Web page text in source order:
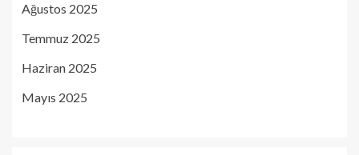
Ağustos 2025
Temmuz 2025
Haziran 2025
Mayıs 2025